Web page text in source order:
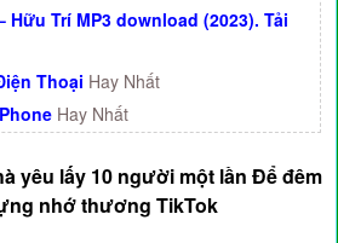
Hữu Trí MP3 download (2023). Tải
Thoại Hay Nhất
Hay Nhất
yêu lấy 10 người một lần Để đêm
nhớ thương TikTok